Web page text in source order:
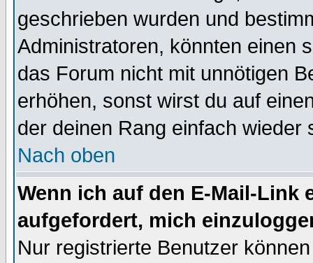
geschrieben wurden und
Administratoren, könnten einen
das Forum nicht mit unnötigen
erhöhen, sonst wirst du auf
der deinen Rang einfach wieder
Nach oben
Wenn ich auf den E-Mail-Link
aufgefordert, mich
Nur registrierte Benutzer